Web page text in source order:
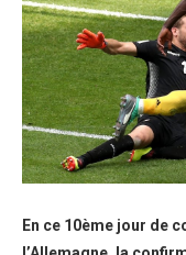
En ce 10ème jour de